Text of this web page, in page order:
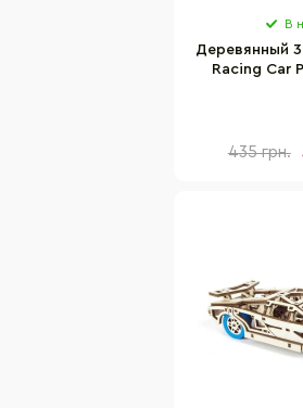
В
Деревянный
Racing Car
435 грн.